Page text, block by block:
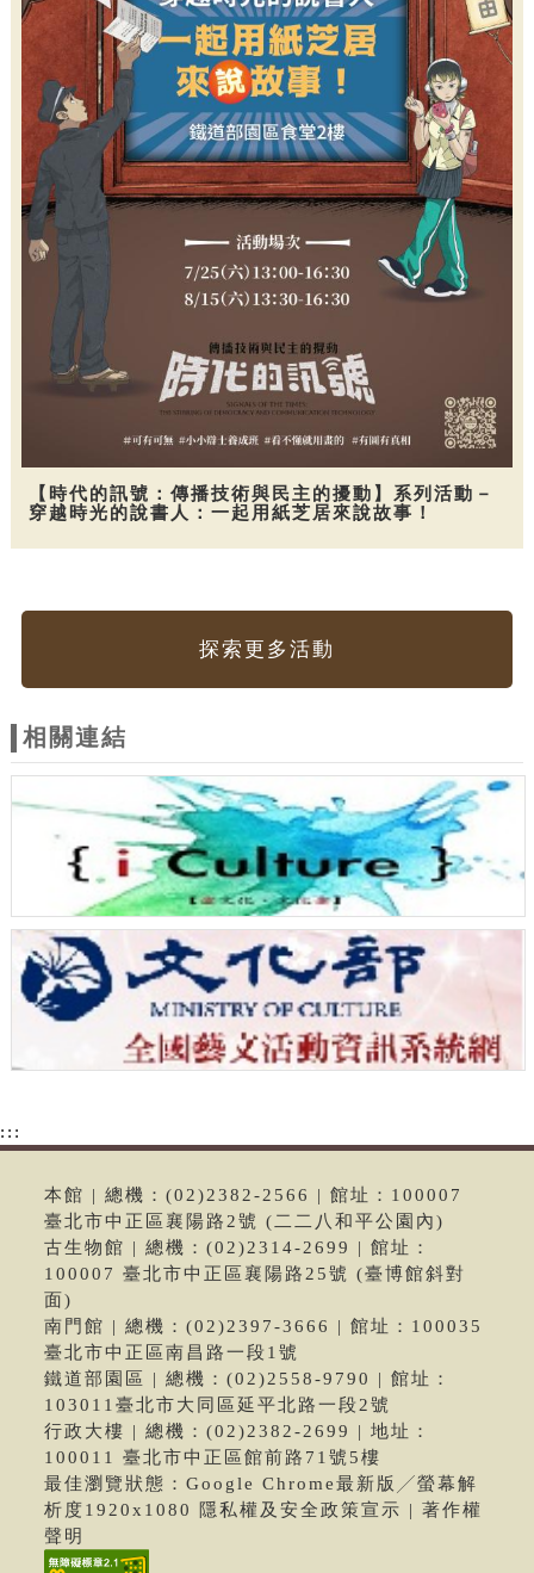
【時代的訊號：傳播技術與民主的擾動】系列活動－
穿越時光的說書人：一起用紙芝居來說故事！
探索更多活動
相關連結
:::
本館 | 總機：(02)2382-2566 | 館址：100007
臺北市中正區襄陽路2號 (二二八和平公園內)
古生物館 | 總機：(02)2314-2699 | 館址：
100007 臺北市中正區襄陽路25號 (臺博館斜對
面)
南門館 | 總機：(02)2397-3666 | 館址：100035
臺北市中正區南昌路一段1號
鐵道部園區 | 總機：(02)2558-9790 | 館址：
103011臺北市大同區延平北路一段2號
行政大樓 | 總機：(02)2382-2699 | 地址：
100011 臺北市中正區館前路71號5樓
最佳瀏覽狀態：Google Chrome最新版╱螢幕解
析度1920x1080 隱私權及安全政策宣示 | 著作權
聲明